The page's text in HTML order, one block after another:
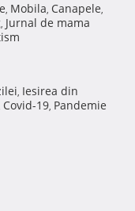
, Mobila, Canapele,
, Jurnal de mama
, Iesirea din
Covid-19, Pandemie